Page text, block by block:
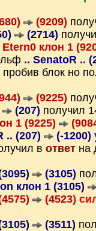
(9209)
(2714)
Etern0 клон 1
.. SenatoR ..
пробив блок но
(9225)
(207) получил
1 (9225)
.. (207) (-1200)
в ответ на
(3105)
клон 1 (3105)
(4523)
(3511)